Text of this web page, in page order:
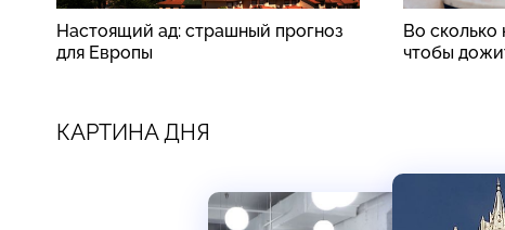
Настоящий ад: страшный прогноз
для Европы
Во сколько
чтобы
КАРТИНА ДНЯ